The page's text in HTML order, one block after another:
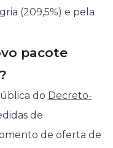
(209,5%) e pela
pacote
do Decreto-
de
de oferta de